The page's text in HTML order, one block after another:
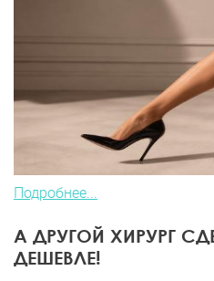
Подробнее...
А ДРУГОЙ ХИРУРГ
ДЕШЕВЛЕ!